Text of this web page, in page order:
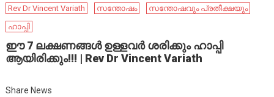
Rev Dr Vincent Variath സന്തോഷം
സന്തോഷവും പ്രതീക്ഷയും
ഹാപ്പി
ഈ 7 ലക്ഷണങ്ങൾ ഉള്ളവർ ശരിക്കും ഹാപ്പി
ആയിരിക്കും!!! | Rev Dr Vincent Variath
Share News